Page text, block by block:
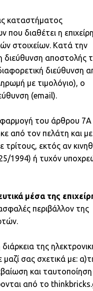
καταστήματος
διαθέτει η
στοιχείων. Κατά την
διεύθυνση αποστολής
διεύθυνση
με τιμολόγιο), ο
(email).
του άρθρου
από τον πελάτη και με
εκτός αν
1994) ή τυχόν
μέσα της
περιβάλλον της
της
σας σχετικά με:
και
από το